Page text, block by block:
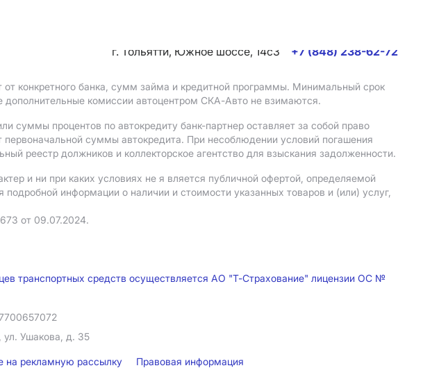
г. Тольятти, Южное шоссе, 14с3
+7 (848) 238-62-72
от конкретного банка, сумм займа и кредитной программы. Минимальный срок
комиссии автоцентром СКА-Авто не взимаются.
суммы процентов по автокредиту банк-партнер оставляет за собой право
суммы автокредита. При несоблюдении условий погашения
реестр должников и коллекторское агентство для взыскания задолженности.
и ни при каких условиях не я вляется публичной офертой, определяемой
информации о наличии и стоимости указанных товаров и (или) услуг,
от 09.07.2024.
транспортных средств осуществляется АО "Т-Страхование" лицензии ОС №
ул. Ушакова, д. 35
на рекламную рассылку Правовая информация